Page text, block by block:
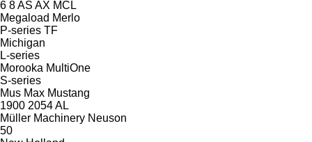
6 8AS AX MCL
Megaload Merlo
P-series TF
Michigan
L-series
Morooka MultiOne
S-series
Mus Max Mustang
1900 2054AL
Müller Machinery Neuson
50